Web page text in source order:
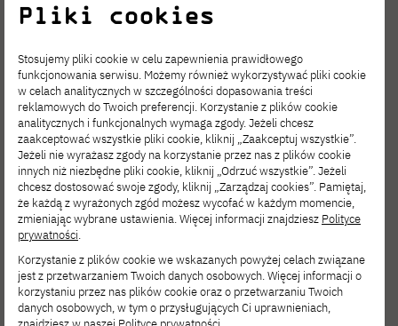
Pliki cookies
Stosujemy pliki cookie w celu zapewnienia prawidłowego
funkcjonowania serwisu. Możemy również wykorzystywać pliki cookie
w celach analitycznych w szczególności dopasowania treści
reklamowych do Twoich preferencji. Korzystanie z plików cookie
analitycznych i funkcjonalnych wymaga zgody. Jeżeli chcesz
zaakceptować wszystkie pliki cookie, kliknij „Zaakceptuj wszystkie”.
Jeżeli nie wyrażasz zgody na korzystanie przez nas z plików cookie
innych niż niezbędne pliki cookie, kliknij „Odrzuć wszystkie”. Jeżeli
chcesz dostosować swoje zgody, kliknij „Zarządzaj cookies”. Pamiętaj,
że każdą z wyrażonych zgód możesz wycofać w każdym momencie,
zmieniając wybrane ustawienia. Więcej informacji znajdziesz Polityce
prywatności.
Korzystanie z plików cookie we wskazanych powyżej celach związane
jest z przetwarzaniem Twoich danych osobowych. Więcej informacji o
korzystaniu przez nas plików cookie oraz o przetwarzaniu Twoich
danych osobowych, w tym o przysługujących Ci uprawnieniach,